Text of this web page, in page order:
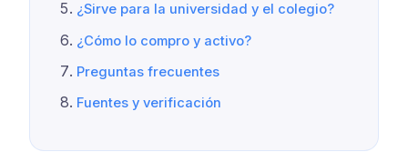
¿Sirve para la universidad y el colegio?
¿Cómo lo compro y activo?
Preguntas frecuentes
Fuentes y verificación